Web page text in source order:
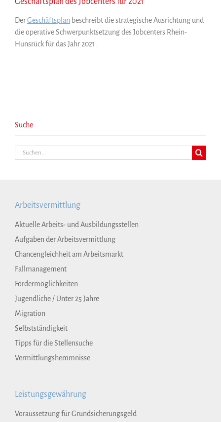
DerGeschäftsplan beschreibt die strategische Ausrichtung und
die operative Schwerpunktsetzung des Jobcenters Rhein-
Hunsrück für das Jahr 2021.
Suche
Suche
Arbeitsvermittlung
Aktuelle Arbeits- und Ausbildungsstellen
Aufgaben der Arbeitsvermittlung
Chancengleichheit am Arbeitsmarkt
Fallmanagement
Fördermöglichkeiten
Jugendliche / Unter 25 Jahre
Migration
Selbstständigkeit
Tipps für die Stellensuche
Vermittlungshemmnisse
Leistungsgewährung
Voraussetzung für Grundsicherungsgeld